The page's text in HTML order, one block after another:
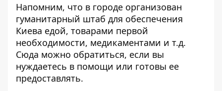
Напомним, что в городе организован
гуманитарный штаб для обеспечения
Киева едой, товарами первой
необходимости, медикаментами и т.д.
Сюда можно обратиться, если вы
нуждаетесь в помощи или готовы ее
предоставлять.